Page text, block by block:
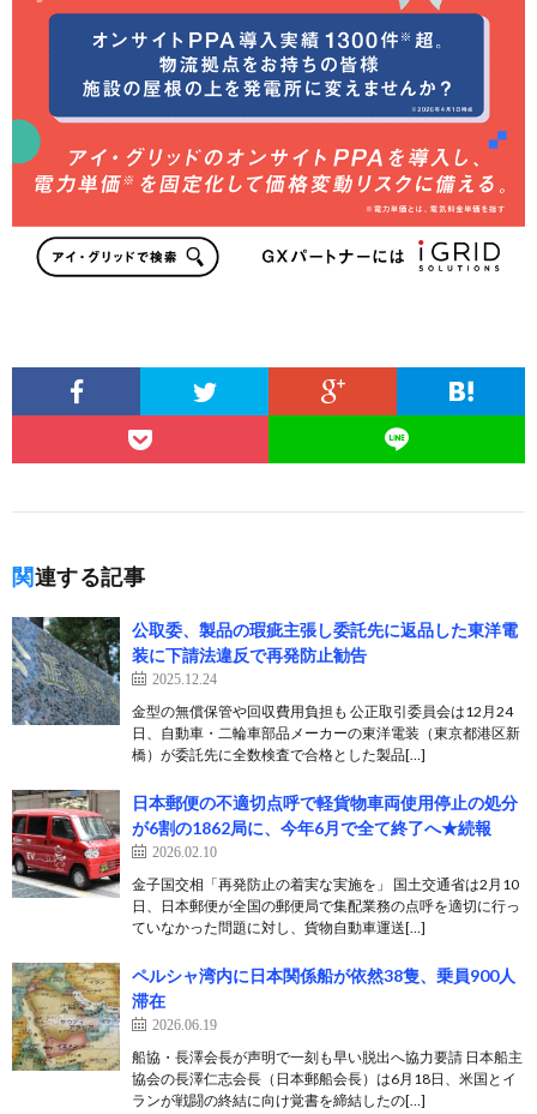
関連する記事
公取委、製品の瑕疵主張し委託先に返品した東洋電
装に下請法違反で再発防止勧告
2025.12.24
金型の無償保管や回収費用負担も 公正取引委員会は12月24
日、自動車・二輪車部品メーカーの東洋電装（東京都港区新
橋）が委託先に全数検査で合格とした製品[…]
日本郵便の不適切点呼で軽貨物車両使用停止の処分
が6割の1862局に、今年6月で全て終了へ★続報
2026.02.10
金子国交相「再発防止の着実な実施を」 国土交通省は2月10
日、日本郵便が全国の郵便局で集配業務の点呼を適切に行っ
ていなかった問題に対し、貨物自動車運送[…]
ペルシャ湾内に日本関係船が依然38隻、乗員900人
滞在
2026.06.19
船協・長澤会長が声明で一刻も早い脱出へ協力要請 日本船主
協会の長澤仁志会長（日本郵船会長）は6月18日、米国とイ
ランが戦闘の終結に向け覚書を締結したの[…]